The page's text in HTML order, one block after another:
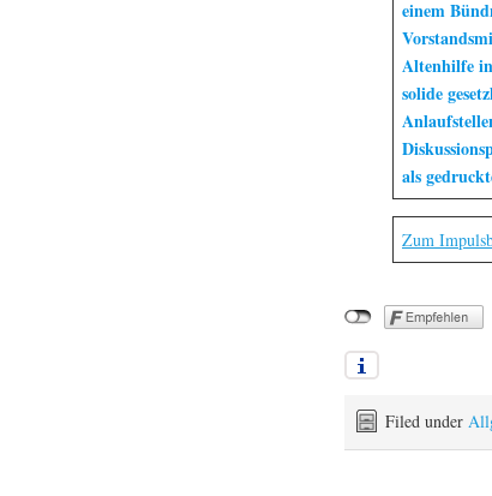
einem
Altenhilfe
solide
als
Zum
Filed under